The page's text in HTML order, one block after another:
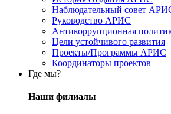
Наблюдательный совет
Руководство АРИС
Антикоррупционная
Цели устойчивого развития
Проекты/Программы АРИС
Координаторы проектов
Где мы?
Наши филиалы